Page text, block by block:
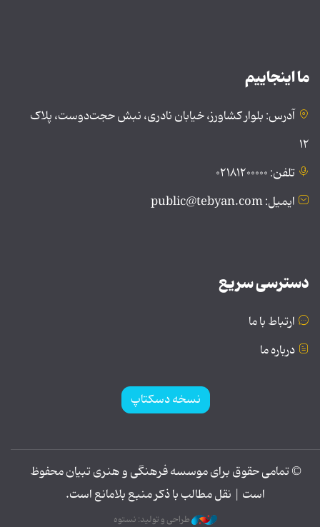
ما اینجاییم
آدرس: بلوار کشاورز، خیابان نادری، نبش حجت‌دوست، پلاک
۱۲
تلفن: ۰۲۱۸۱۲۰۰۰۰۰
ایمیل: public@tebyan.com
دسترسی سریع
ارتباط با ما
درباره ما
نسخه دسکتاپ
© تمامی حقوق برای موسسه فرهنگی و هنری تبیان محفوظ
است | نقل مطالب با ذکر منبع بلامانع است.
طراحی و تولید: نستوه